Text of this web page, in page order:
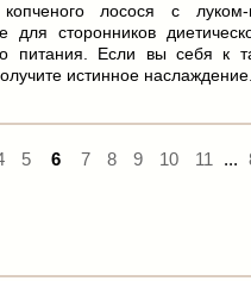
лосося с
для сторонников
питания. Если вы себя к
истинное наслаждение.
5 6 7 8 9 10 11 ...